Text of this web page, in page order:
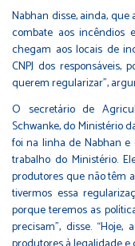
Nabhan disse, ainda,
combate aos incêndios
chegam aos locais de
CNPJ dos
querem regularizar”,
O secretário de
Schwanke, do Ministério
foi na linha de Nabhan
trabalho do Ministério.
produtores que não têm
tivermos essa
porque teremos as
precisam”, disse.